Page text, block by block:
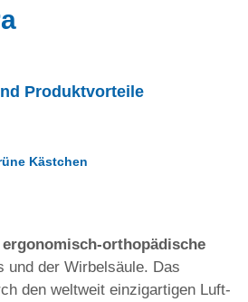
Produktvorteile
Kästchen
ergonomisch-orthopädische
und der Wirbelsäule. Das
den weltweit einzigartigen Luft-